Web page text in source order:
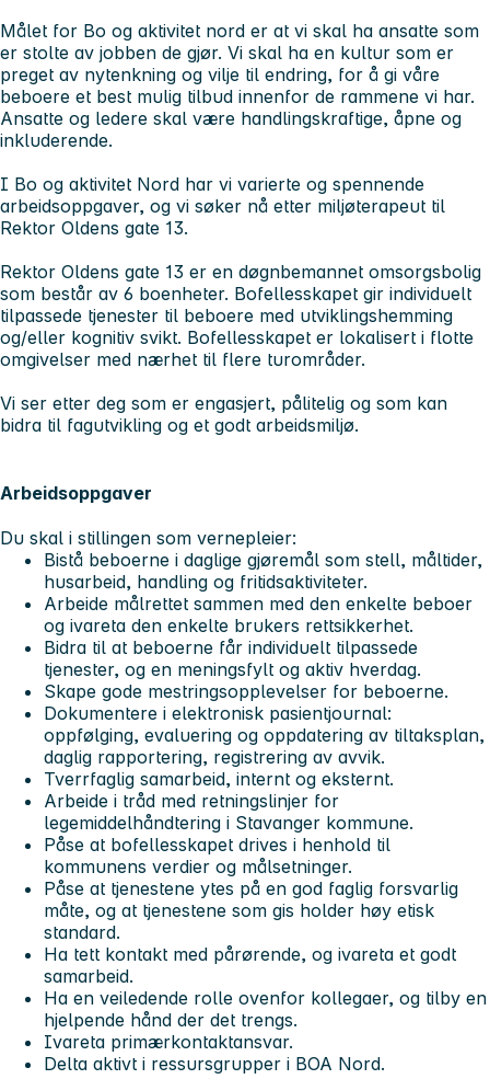
Målet for Bo og aktivitet nord er at vi skal ha ansatte som
er stolte av jobben de gjør. Vi skal ha en kultur som er
preget av nytenkning og vilje til endring, for å gi våre
beboere et best mulig tilbud innenfor de rammene vi har.
Ansatte og ledere skal være handlingskraftige, åpne og
inkluderende.
I Bo og aktivitet Nord har vi varierte og spennende
arbeidsoppgaver, og vi søker nå etter miljøterapeut til
Rektor Oldens gate 13.
Rektor Oldens gate 13 er en døgnbemannet omsorgsbolig
som består av 6 boenheter. Bofellesskapet gir individuelt
tilpassede tjenester til beboere med utviklingshemming
og/eller kognitiv svikt. Bofellesskapet er lokalisert i flotte
omgivelser med nærhet til flere turområder.
Vi ser etter deg som er engasjert, pålitelig og som kan
bidra til fagutvikling og et godt arbeidsmiljø.
Arbeidsoppgaver
Du skal i stillingen som vernepleier:
Bistå beboerne i daglige gjøremål som stell, måltider,
husarbeid, handling og fritidsaktiviteter.
Arbeide målrettet sammen med den enkelte beboer
og ivareta den enkelte brukers rettsikkerhet.
Bidra til at beboerne får individuelt tilpassede
tjenester, og en meningsfylt og aktiv hverdag.
Skape gode mestringsopplevelser for beboerne.
Dokumentere i elektronisk pasientjournal:
oppfølging, evaluering og oppdatering av tiltaksplan,
daglig rapportering, registrering av avvik.
Tverrfaglig samarbeid, internt og eksternt.
Arbeide i tråd med retningslinjer for
legemiddelhåndtering i Stavanger kommune.
Påse at bofellesskapet drives i henhold til
kommunens verdier og målsetninger.
Påse at tjenestene ytes på en god faglig forsvarlig
måte, og at tjenestene som gis holder høy etisk
standard.
Ha tett kontakt med pårørende, og ivareta et godt
samarbeid.
Ha en veiledende rolle ovenfor kollegaer, og tilby en
hjelpende hånd der det trengs.
Ivareta primærkontaktansvar.
Delta aktivt i ressursgrupper i BOA Nord.